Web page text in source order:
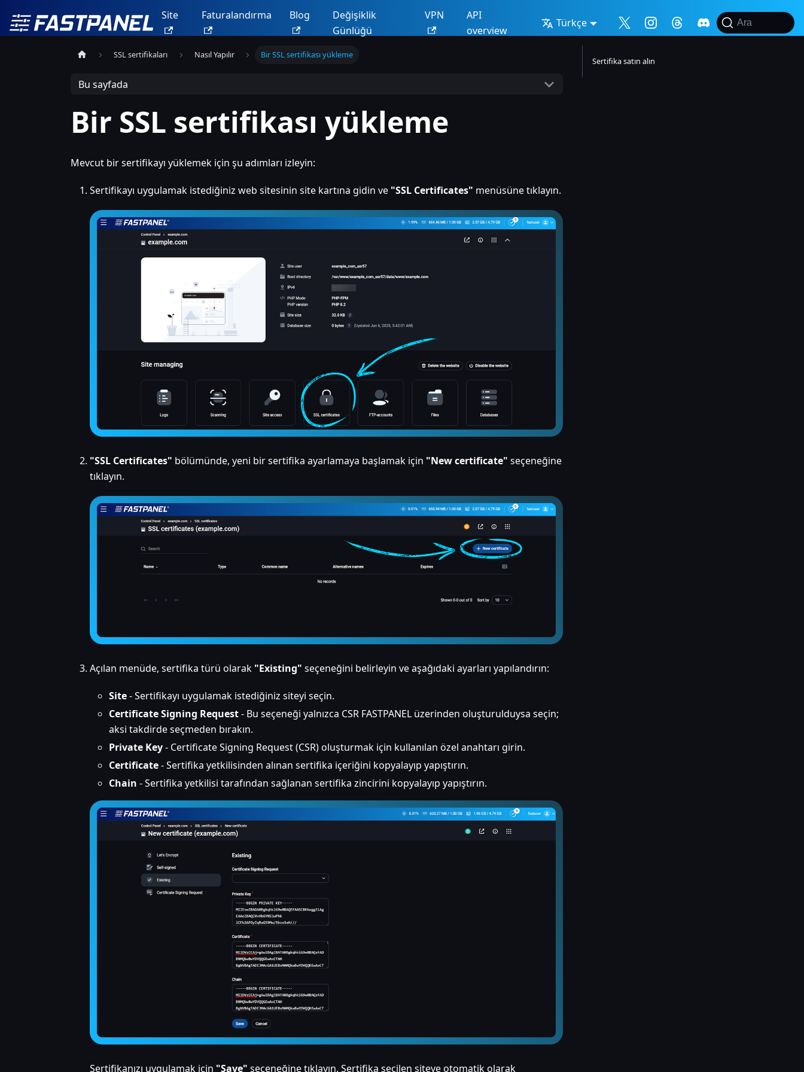
Site Faturalandırma Blog
Değişiklik
Günlüğü
VPN
API
overview
Türkçe Ara
SSL sertifikaları Nasıl Yapılır Bir SSL sertifikası yükleme
Bu sayfada
Bir SSL sertifikası yükleme
Mevcut bir sertifikayı yüklemek için şu adımları izleyin:
Sertifikayı uygulamak istediğiniz web sitesinin site kartına gidin ve "SSL Certificates" menüsüne tıklayın.
"SSL Certificates" bölümünde, yeni bir sertifika ayarlamaya başlamak için "New certificate" seçeneğine
tıklayın.
Açılan menüde, sertifika türü olarak "Existing" seçeneğini belirleyin ve aşağıdaki ayarları yapılandırın:
Site- Sertifikayı uygulamak istediğiniz siteyi seçin.
Certificate Signing Request- Bu seçeneği yalnızca CSR FASTPANEL üzerinden oluşturulduysa seçin;
aksi takdirde seçmeden bırakın.
Private Key- Certificate Signing Request (CSR) oluşturmak için kullanılan özel anahtarı girin.
Certificate- Sertifika yetkilisinden alınan sertifika içeriğini kopyalayıp yapıştırın.
Chain - Sertifika yetkilisi tarafından sağlanan sertifika zincirini kopyalayıp yapıştırın.
Sertifikanızı uygulamak için "Save" seçeneğine tıklayın. Sertifika seçilen siteye otomatik olarak
Sertifika satın alın